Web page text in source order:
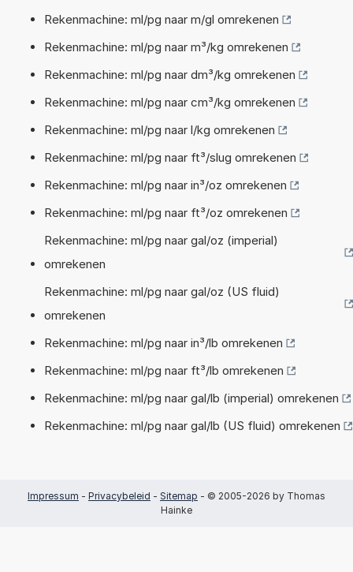
Rekenmachine: ml/pg naar m/gl omrekenen
Rekenmachine: ml/pg naar m³/kg omrekenen
Rekenmachine: ml/pg naar dm³/kg omrekenen
Rekenmachine: ml/pg naar cm³/kg omrekenen
Rekenmachine: ml/pg naar l/kg omrekenen
Rekenmachine: ml/pg naar ft³/slug omrekenen
Rekenmachine: ml/pg naar in³/oz omrekenen
Rekenmachine: ml/pg naar ft³/oz omrekenen
Rekenmachine: ml/pg naar gal/oz (imperial)
omrekenen
Rekenmachine: ml/pg naar gal/oz (US fluid)
omrekenen
Rekenmachine: ml/pg naar in³/lb omrekenen
Rekenmachine: ml/pg naar ft³/lb omrekenen
Rekenmachine: ml/pg naar gal/lb (imperial) omrekenen
Rekenmachine: ml/pg naar gal/lb (US fluid) omrekenen
Impressum - Privacybeleid - Sitemap - © 2005-2026 by Thomas
Hainke